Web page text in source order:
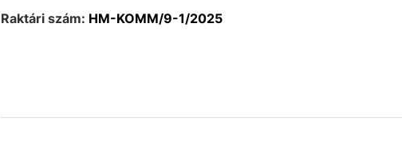
Raktári szám: HM-KOMM/9-1/2025